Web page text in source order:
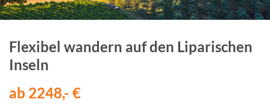
Flexibel wandern auf den Liparischen
Inseln
ab 2248,- €